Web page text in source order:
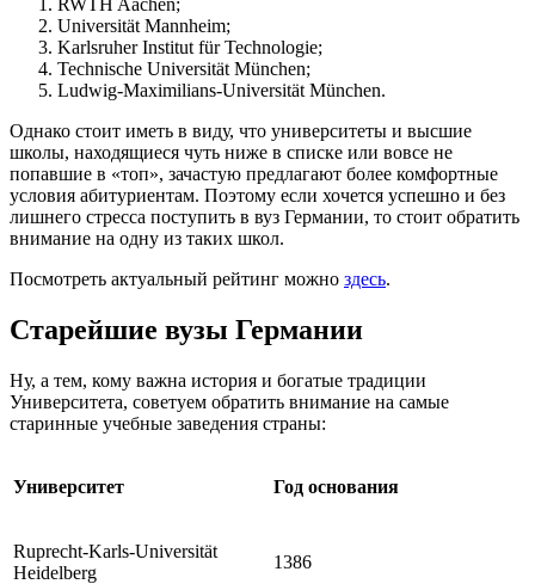
Universität Mannheim;
Karlsruher Institut für Technologie;
Technische Universität München;
Ludwig-Maximilians-Universität München.
Однако стоит иметь в виду, что университеты и высшие
школы, находящиеся чуть ниже в списке или вовсе не
попавшие в «топ», зачастую предлагают более комфортные
условия абитуриентам. Поэтому если хочется успешно и без
лишнего стресса поступить в вуз Германии, то стоит обратить
внимание на одну из таких школ.
Посмотреть актуальный рейтинг можно здесь.
Старейшие вузы Германии
Ну, а тем, кому важна история и богатые традиции
Университета, советуем обратить внимание на самые
старинные учебные заведения страны:
Университет Год основания
Ruprecht-Karls-Universität
Heidelberg
1386